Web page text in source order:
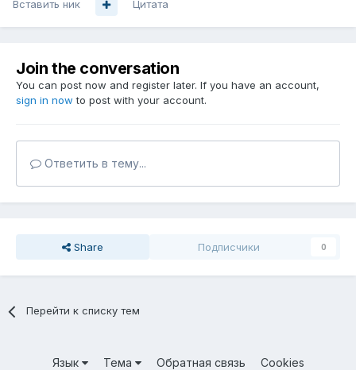
Вставить ник Цитата
Join the conversation
You can post now and register later. If you have an account,
sign in now to post with your account.
Ответить в тему...
Share Подписчики 0
Перейти к списку тем
Язык Тема Обратная связь Cookies